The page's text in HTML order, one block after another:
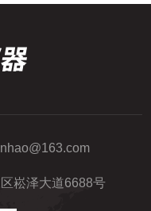
崧泽大道6688号